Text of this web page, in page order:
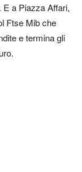
E a Piazza Affari,
Ftse Mib che
e termina gli